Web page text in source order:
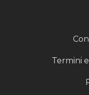
Termini